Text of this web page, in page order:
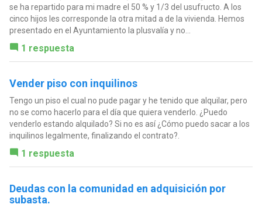
se ha repartido para mi madre el 50 % y 1/3 del usufructo. A los
cinco hijos les corresponde la otra mitad a de la vivienda. Hemos
presentado en el Ayuntamiento la plusvalía y no...
1 respuesta
Vender piso con inquilinos
Tengo un piso el cual no pude pagar y he tenido que alquilar, pero
no se como hacerlo para el día que quiera venderlo. ¿Puedo
venderlo estando alquilado? Si no es así ¿Cómo puedo sacar a los
inquilinos legalmente, finalizando el contrato?.
1 respuesta
Deudas con la comunidad en adquisición por
subasta.